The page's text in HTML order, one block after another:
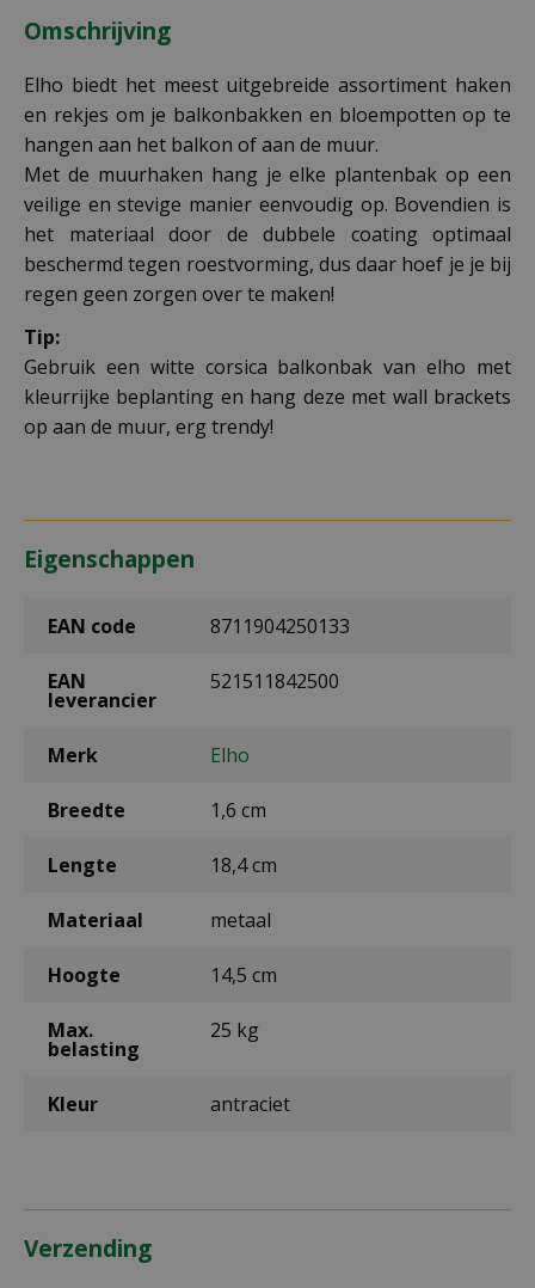
Omschrijving
Elho biedt het meest uitgebreide assortiment haken
en rekjes om je balkonbakken en bloempotten op te
hangen aan het balkon of aan de muur.
Met de muurhaken hang je elke plantenbak op een
veilige en stevige manier eenvoudig op. Bovendien is
het materiaal door de dubbele coating optimaal
beschermd tegen roestvorming, dus daar hoef je je bij
regen geen zorgen over te maken!
Tip:
Gebruik een witte corsica balkonbak van elho met
kleurrijke beplanting en hang deze met wall brackets
op aan de muur, erg trendy!
Eigenschappen
EAN code 8711904250133
EAN
leverancier
521511842500
Merk Elho
Breedte 1,6 cm
Lengte 18,4 cm
Materiaal metaal
Hoogte 14,5 cm
Max.
belasting
25 kg
Kleur antraciet
Verzending